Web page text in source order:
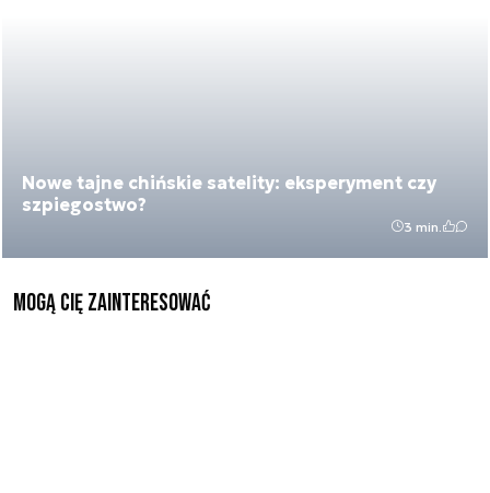
Nowe tajne chińskie satelity: eksperyment czy
szpiegostwo?
3 min.
Mogą Cię zainteresować